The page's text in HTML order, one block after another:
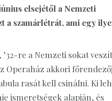
elsejétől a Nemzeti
a szamárlétrát, ami egy
re a Nemzeti sokat veszít
Operaház akkori
rasát kell csinálni. Ki
ismeretségek alapján, és